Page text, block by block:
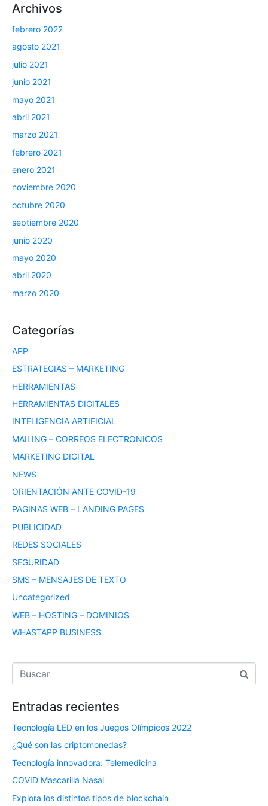
Archivos
febrero 2022
agosto 2021
julio 2021
junio 2021
mayo 2021
abril 2021
marzo 2021
febrero 2021
enero 2021
noviembre 2020
octubre 2020
septiembre 2020
junio 2020
mayo 2020
abril 2020
marzo 2020
Categorías
APP
ESTRATEGIAS – MARKETING
HERRAMIENTAS
HERRAMIENTAS DIGITALES
INTELIGENCIA ARTIFICIAL
MAILING – CORREOS ELECTRONICOS
MARKETING DIGITAL
NEWS
ORIENTACIÓN ANTE COVID-19
PAGINAS WEB – LANDING PAGES
PUBLICIDAD
REDES SOCIALES
SEGURIDAD
SMS – MENSAJES DE TEXTO
Uncategorized
WEB – HOSTING – DOMINIOS
WHASTAPP BUSINESS
Entradas recientes
Tecnología LED en los Juegos Olímpicos 2022
¿Qué son las criptomonedas?
Tecnología innovadora: Telemedicina
COVID Mascarilla Nasal
Explora los distintos tipos de blockchain